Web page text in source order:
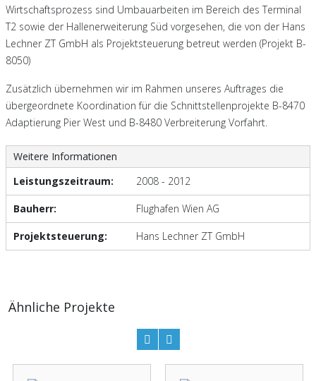
Wirtschaftsprozess sind Umbauarbeiten im Bereich des Terminal
T2 sowie der Hallenerweiterung Süd vorgesehen, die von der Hans
Lechner ZT GmbH als Projektsteuerung betreut werden (Projekt B-
8050)
Zusätzlich übernehmen wir im Rahmen unseres Auftrages die
übergeordnete Koordination für die Schnittstellenprojekte B-8470
Adaptierung Pier West und B-8480 Verbreiterung Vorfahrt.
Weitere Informationen
Leistungszeitraum:
2008 - 2012
Bauherr: Flughafen Wien AG
Projektsteuerung: Hans Lechner ZT GmbH
Ähnliche Projekte